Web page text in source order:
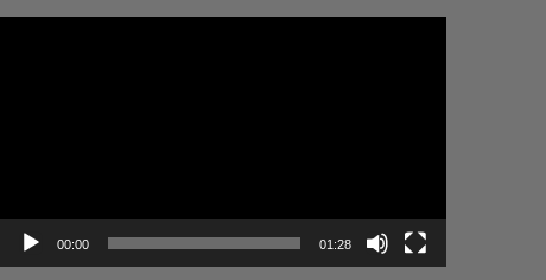
00:00 01:28